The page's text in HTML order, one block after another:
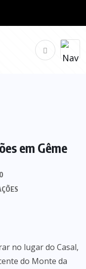
em Gême
no lugar do Casal,
do Monte da